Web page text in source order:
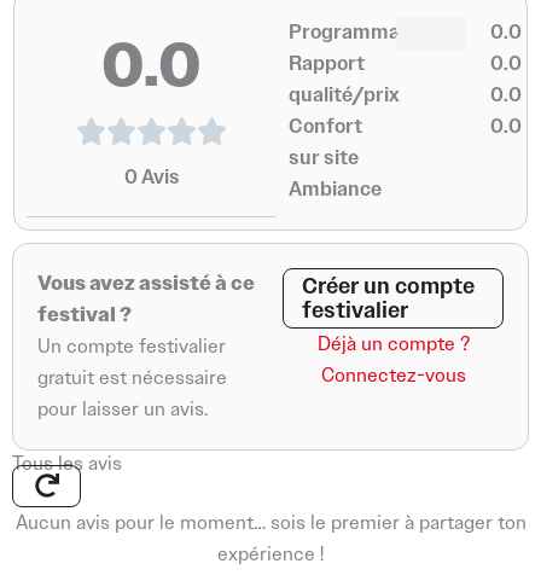
0.0
0Avis
Programmation
Rapport
qualité/prix
Confort
sur site
Ambiance
0
0
0
0.0
0.0
0.0
0.0
Vous avez assisté à ce
festival ?
Un compte festivalier
gratuit est nécessaire
pour laisser un avis.
Créer un compte
festivalier
Déjà un compte ?
Connectez-vous
Tous les avis
Aucun avis pour le moment… sois le premier à partager ton
expérience !